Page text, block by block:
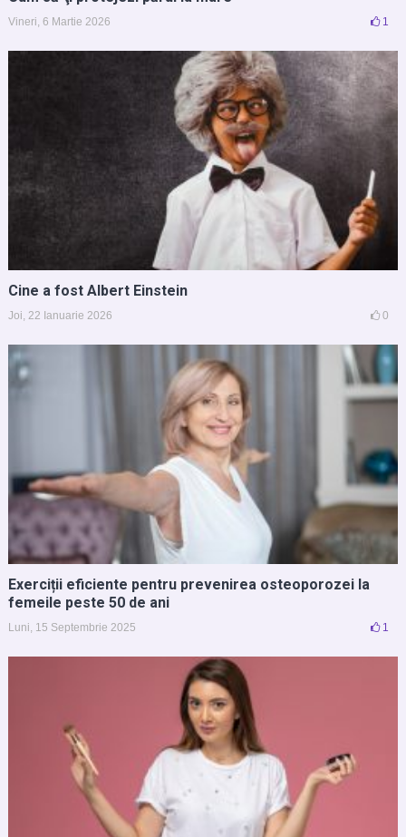
Vineri, 6 Martie 2026 1
Cine a fost Albert Einstein
Joi, 22 Ianuarie 2026 0
Exerciții eficiente pentru prevenirea osteoporozei la
femeile peste 50 de ani
Luni, 15 Septembrie 2025 1